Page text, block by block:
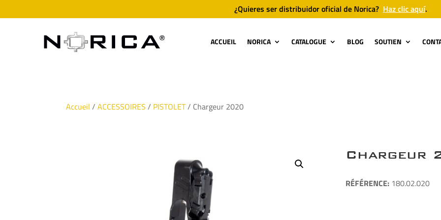
¿Quieres ser distribuidor oficial de Norica? Haz clic aquí.
ACCUEIL NORICA CATALOGUE BLOG SOUTIEN
Accueil /ACCESSOIRES / PISTOLET/ Chargeur 2020
Chargeur
RÉFÉRENCE: 180.02.020